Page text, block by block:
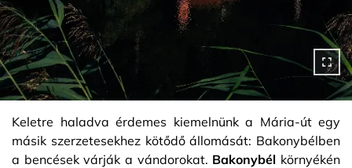
Keletre haladva érdemes kiemelnünk a Mária-út egy
másik szerzetesekhez kötődő állomását: Bakonybélben
a bencések várják a vándorokat. Bakonybél környékén